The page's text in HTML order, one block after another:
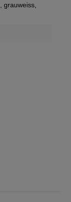
, grauweiss,